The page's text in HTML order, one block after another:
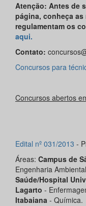
Atenção: Antes de
página, conheça
regulamentam os
aqui.
Contato:
Concursos para
Concursos abertos
Edital nº 031/2013 -
Áreas: Campus de
Engenharia
Saúde/Hospital
Lagarto -
Itabaiana - Química.